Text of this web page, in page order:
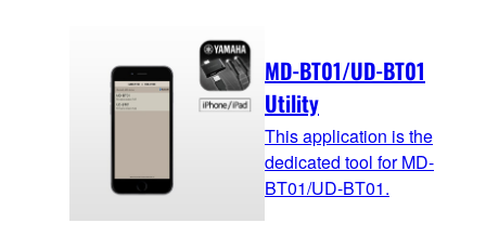
MD-BT01/UD-BT01
Utility
This application is the
dedicated tool for MD-
BT01/UD-BT01.